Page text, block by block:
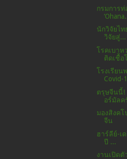
กรมการท่
นักวิจัยไ
วิจัยสู่...
โรคเบา
ติดเชื้อ
โรงเรียน
Covid-
ตรุษจีนนี้!
อร์มัลค
มองสิงค
จีน
ฮาร์ลีย์-เ
ปี ...
งานเปิดตั